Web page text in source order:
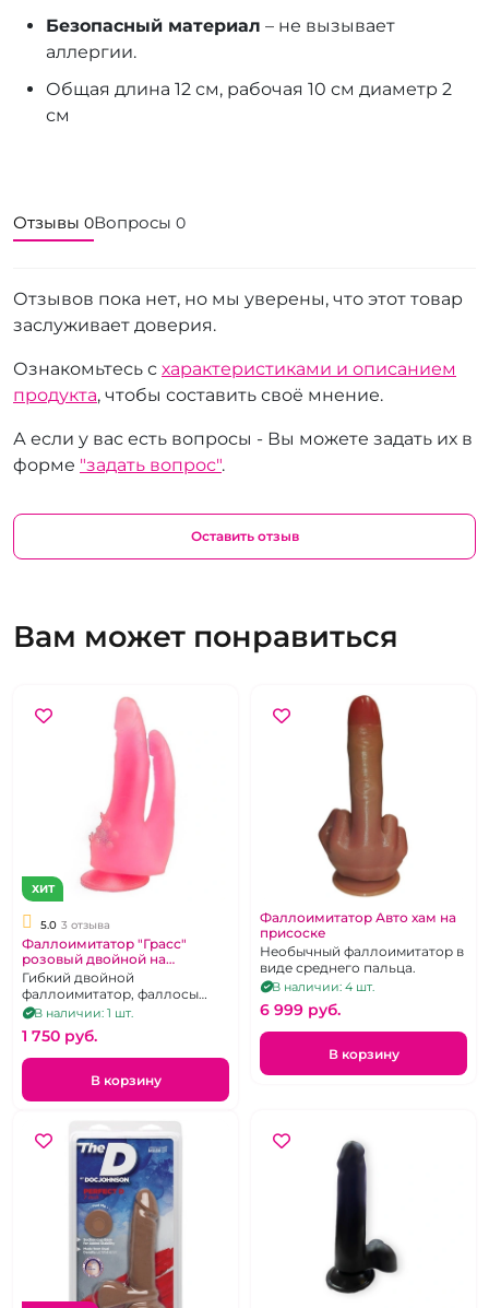
Безопасный материал – не вызывает
аллергии.
Общая длина 12 см, рабочая 10 см диаметр 2
см
Отзывы 0Вопросы 0
Отзывов пока нет, но мы уверены, что этот товар
заслуживает доверия.
Ознакомьтесь с характеристиками и описанием
продукта, чтобы составить своё мнение.
А если у вас есть вопросы - Вы можете задать их в
форме "задать вопрос".
Оставить отзыв
Вам может понравиться
ХИТ
5.0 3 отзыва
Фаллоимитатор "Грасс"
розовый двойной на
присоске
Гибкий двойной
фаллоимитатор, фаллосы
разной длины и диаметра
В наличии: 1 шт.
1 750 pуб.
В корзину
Фаллоимитатор Авто хам на
присоске
Необычный фаллоимитатор в
виде среднего пальца.
В наличии: 4 шт.
6 999 pуб.
В корзину